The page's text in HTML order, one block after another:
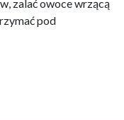
zalać owoce wrzącą
pod